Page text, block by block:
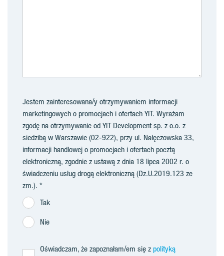
Jestem zainteresowana/y otrzymywaniem informacji
marketingowych o promocjach i ofertach YIT. Wyrażam
zgodę na otrzymywanie od YIT Development sp. z o.o. z
siedzibą w Warszawie (02-922), przy ul. Nałęczowska 33,
informacji handlowej o promocjach i ofertach pocztą
elektroniczną, zgodnie z ustawą z dnia 18 lipca 2002 r. o
świadczeniu usług drogą elektroniczną (Dz.U.2019.123 ze
zm.).
Tak
Nie
Oświadczam, że zapoznałam/em się z polityką